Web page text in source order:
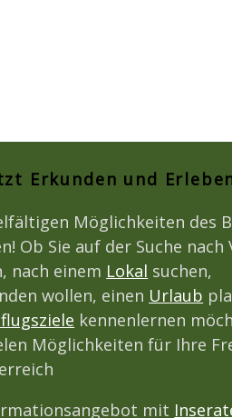
Erkunden und
Möglichkeiten des
Ob Sie auf der Suche
nach einem Lokal suchen,
wollen, einen Urlaub
kennenlernen
Möglichkeiten für Ihre
mit